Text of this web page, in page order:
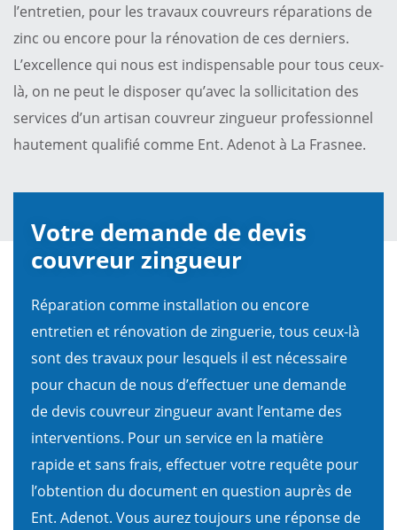
l’entretien, pour les travaux couvreurs réparations de
zinc ou encore pour la rénovation de ces derniers.
L’excellence qui nous est indispensable pour tous ceux-
là, on ne peut le disposer qu’avec la sollicitation des
services d’un artisan couvreur zingueur professionnel
hautement qualifié comme Ent. Adenot à La Frasnee.
Votre demande de devis
couvreur zingueur
Réparation comme installation ou encore
entretien et rénovation de zinguerie, tous ceux-là
sont des travaux pour lesquels il est nécessaire
pour chacun de nous d’effectuer une demande
de devis couvreur zingueur avant l’entame des
interventions. Pour un service en la matière
rapide et sans frais, effectuer votre requête pour
l’obtention du document en question auprès de
Ent. Adenot. Vous aurez toujours une réponse de